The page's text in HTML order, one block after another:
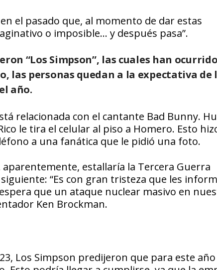
el pasado que, al momento de dar estas
o imposible… y después pasa”.
“Los Simpson”, las cuales han ocurrido
las personas quedan a la expectativa de
año.
relacionada con el cantante Bad Bunny.
le tira el celular al piso a Homero. Esto
a una fanática que le pidió una foto.
estallaría la Tercera Guerra
“Es con gran tristeza que les
que un ataque nuclear masivo en
Ken Brockman.
Los Simpson predijeron que para este